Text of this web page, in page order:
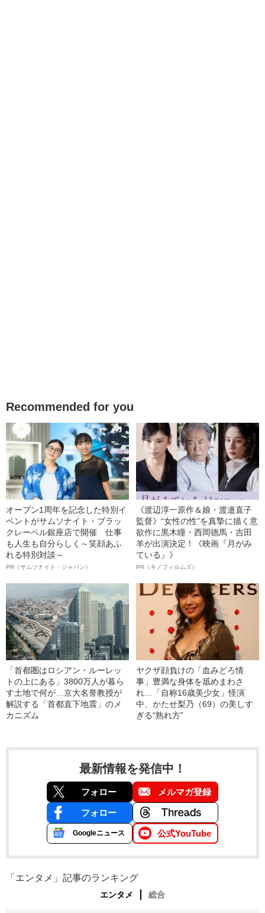
Recommended for you
オープン1周年を記念した特別イ
ベントがサムソナイト・ブラッ
クレーベル銀座店で開催 仕事
も人生も自分らしく～笑顔あふ
れる特別対談～
PR（サムソナイト・ジャパン）
《渡辺淳一原作＆娘・渡邉直子
監督》“女性の性”を真摯に描く意
欲作に黒木瞳・西岡德馬・吉田
羊が出演決定！《映画『月がみ
ている』》
PR（キノフィルムズ）
「首都圏はロシアン・ルーレッ
トの上にある」3800万人が暮ら
す土地で何が…京大名誉教授が
解説する「首都直下地震」のメ
カニズム
ヤクザ顔負けの「血みどろ情
事」豊満な身体を舐めまわさ
れ…「自称16歳美少女」怪演
中、かたせ梨乃（69）の美しす
ぎる“熟れ方”
最新情報を発信中！
フォロー メルマガ登録
フォロー
Googleニュース 公式YouTube
「エンタメ」記事のランキング
エンタメ 総合